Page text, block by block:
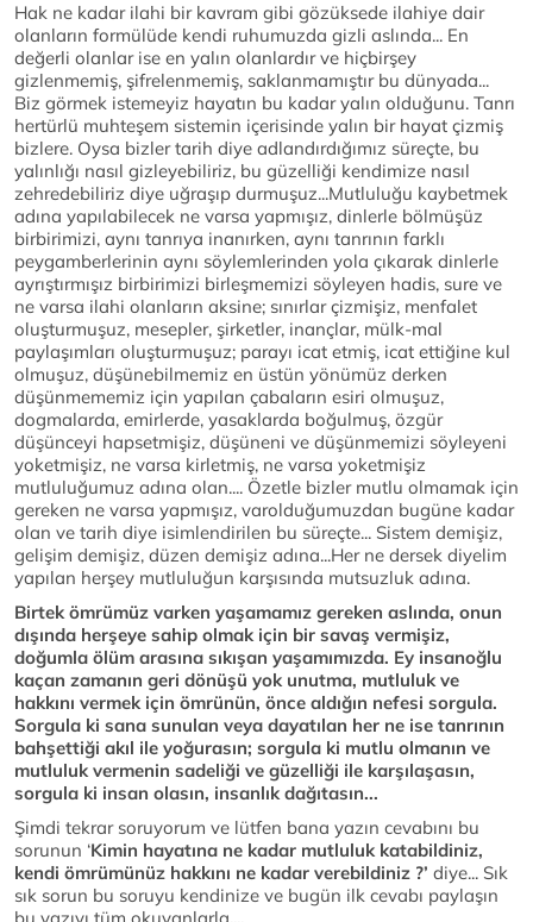
Hak ne kadar ilahi bir kavram gibi gözüksede ilahiye dair
olanların formülüde kendi ruhumuzda gizli aslında... En
değerli olanlar ise en yalın olanlardır ve hiçbirşey
gizlenmemiş, şifrelenmemiş, saklanmamıştır bu dünyada...
Biz görmek istemeyiz hayatın bu kadar yalın olduğunu. Tanrı
hertürlü muhteşem sistemin içerisinde yalın bir hayat çizmiş
bizlere. Oysa bizler tarih diye adlandırdığımız süreçte, bu
yalınlığı nasıl gizleyebiliriz, bu güzelliği kendimize nasıl
zehredebiliriz diye uğraşıp durmuşuz...Mutluluğu kaybetmek
adına yapılabilecek ne varsa yapmışız, dinlerle bölmüşüz
birbirimizi, aynı tanrıya inanırken, aynı tanrının farklı
peygamberlerinin aynı söylemlerinden yola çıkarak dinlerle
ayrıştırmışız birbirimizi birleşmemizi söyleyen hadis, sure ve
ne varsa ilahi olanların aksine; sınırlar çizmişiz, menfalet
oluşturmuşuz, mesepler, şirketler, inançlar, mülk-mal
paylaşımları oluşturmuşuz; parayı icat etmiş, icat ettiğine kul
olmuşuz, düşünebilmemiz en üstün yönümüz derken
düşünmememiz için yapılan çabaların esiri olmuşuz,
dogmalarda, emirlerde, yasaklarda boğulmuş, özgür
düşünceyi hapsetmişiz, düşüneni ve düşünmemizi söyleyeni
yoketmişiz, ne varsa kirletmiş, ne varsa yoketmişiz
mutluluğumuz adına olan.... Özetle bizler mutlu olmamak için
gereken ne varsa yapmışız, varolduğumuzdan bugüne kadar
olan ve tarih diye isimlendirilen bu süreçte... Sistem demişiz,
gelişim demişiz, düzen demişiz adına...Her ne dersek diyelim
yapılan herşey mutluluğun karşısında mutsuzluk adına.
Birtek ömrümüz varken yaşamamız gereken aslında, onun
dışında herşeye sahip olmak için bir savaş vermişiz,
doğumla ölüm arasına sıkışan yaşamımızda. Ey insanoğlu
kaçan zamanın geri dönüşü yok unutma, mutluluk ve
hakkını vermek için ömrünün, önce aldığın nefesi sorgula.
Sorgula ki sana sunulan veya dayatılan her ne ise tanrının
bahşettiği akıl ile yoğurasın; sorgula ki mutlu olmanın ve
mutluluk vermenin sadeliği ve güzelliği ile karşılaşasın,
sorgula ki insan olasın, insanlık dağıtasın...
Şimdi tekrar soruyorum ve lütfen bana yazın cevabını bu
sorunun ‘Kimin hayatına ne kadar mutluluk katabildiniz,
kendi ömrümünüz hakkını ne kadar verebildiniz ?’ diye... Sık
sık sorun bu soruyu kendinize ve bugün ilk cevabı paylaşın